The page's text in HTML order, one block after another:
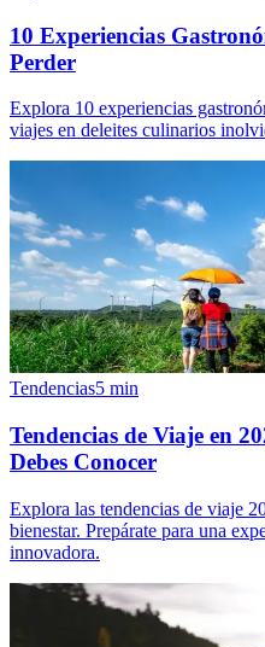
10 Experiencias
Perder
Explora 10 experiencias
viajes en deleites culinarios
Tendencias5 min
Tendencias de Viaje en
Debes Conocer
Explora las tendencias de viaje
bienestar. Prepárate para una
innovadora.